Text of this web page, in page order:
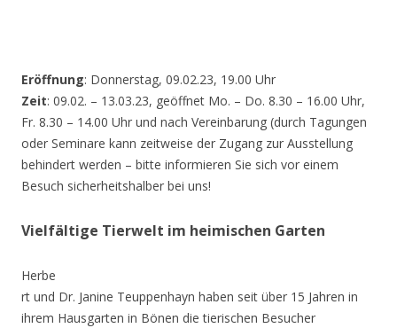
Eröffnung: Donnerstag, 09.02.23, 19.00 Uhr
Zeit: 09.02. – 13.03.23, geöffnet Mo. – Do. 8.30 – 16.00 Uhr,
Fr. 8.30 – 14.00 Uhr und nach Vereinbarung (durch Tagungen
oder Seminare kann zeitweise der Zugang zur Ausstellung
behindert werden – bitte informieren Sie sich vor einem
Besuch sicherheitshalber bei uns!
Vielfältige Tierwelt im heimischen Garten
Herbe
rt und Dr. Janine Teuppenhayn haben seit über 15 Jahren in
ihrem Hausgarten in Bönen die tierischen Besucher